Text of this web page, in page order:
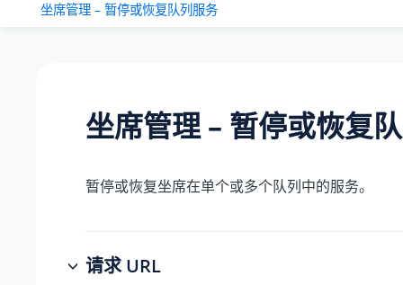
坐席管理 – 暂停或恢复队列服务
坐席管理 – 暂停或恢复
暂停或恢复坐席在单个或多个队列中的服务。
请求 URL